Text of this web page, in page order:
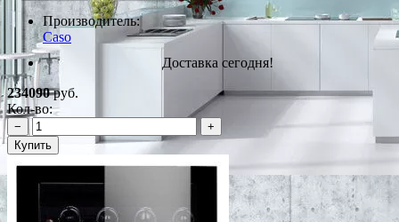
Производитель:
Caso
Доставка сегодня!
234090руб.
Кол-во:
−
+
Купить